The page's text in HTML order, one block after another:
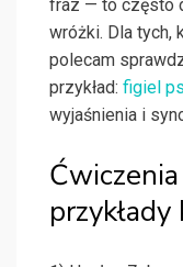
fraz — to często
wróżki. Dla tych,
polecam
przykład: figiel
wyjaśnienia i